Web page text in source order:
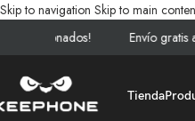
Skip to navigation Skip to main
Envío gratis a toda
Tienda